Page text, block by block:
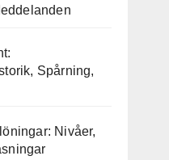
Spårning,
Nivåer,